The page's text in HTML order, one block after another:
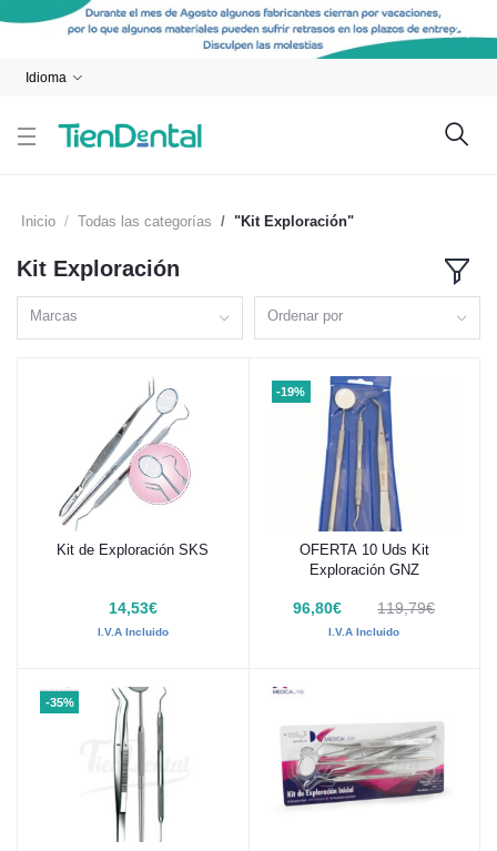
Idioma
Inicio Todas las categorías "Kit Exploración"
Kit Exploración
Marcas Ordenar por
Añadir al carrito
Kit de Exploración SKS
14,53€
I.V.A Incluido
-19%
Añadir al carrito
OFERTA 10 Uds Kit
Exploración GNZ
96,80€ 119,79€
I.V.A Incluido
-35%